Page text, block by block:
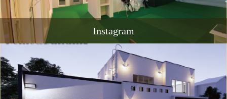
Instagram